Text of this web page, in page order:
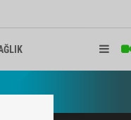
ve Arabulucu Rüstem